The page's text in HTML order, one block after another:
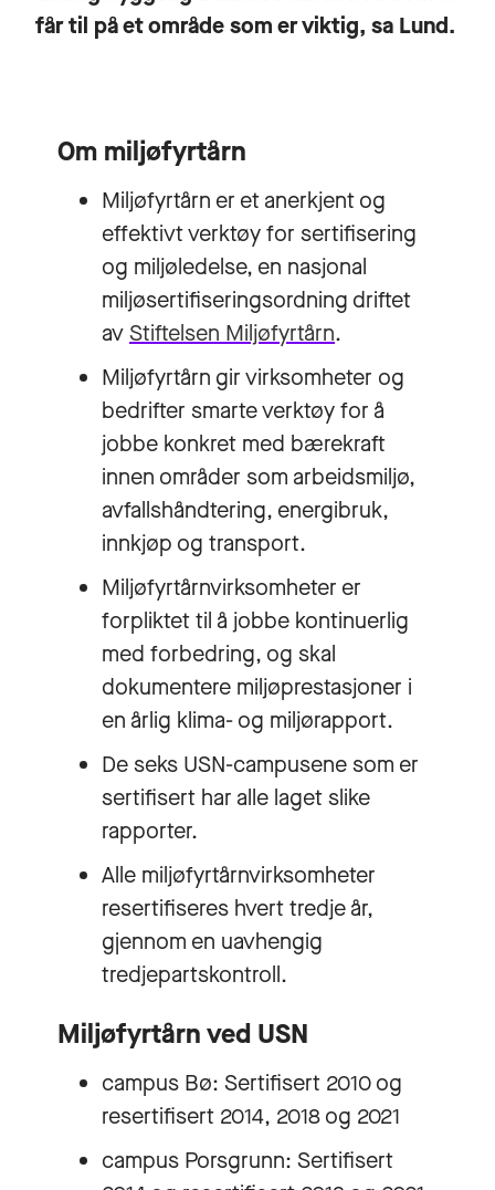
får til på et område som er viktig, sa Lund.
Om miljøfyrtårn
Miljøfyrtårn er et anerkjent og
effektivt verktøy for sertifisering
og miljøledelse, en nasjonal
miljøsertifiseringsordning driftet
avStiftelsen Miljøfyrtårn.
Miljøfyrtårn gir virksomheter og
bedrifter smarte verktøy for å
jobbe konkret med bærekraft
innen områder som arbeidsmiljø,
avfallshåndtering, energibruk,
innkjøp og transport.
Miljøfyrtårnvirksomheter er
forpliktet til å jobbe kontinuerlig
med forbedring, og skal
dokumentere miljøprestasjoner i
en årlig klima- og miljørapport.
De seks USN-campusene som er
sertifisert har alle laget slike
rapporter.
Alle miljøfyrtårnvirksomheter
resertifiseres hvert tredje år,
gjennom en uavhengig
tredjepartskontroll.
Miljøfyrtårn ved USN
campus Bø: Sertifisert 2010 og
resertifisert 2014, 2018 og 2021
campus Porsgrunn: Sertifisert